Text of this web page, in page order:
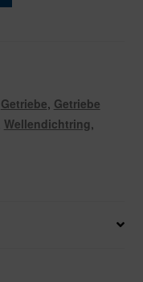
Getriebe, Getriebe
Wellendichtring,